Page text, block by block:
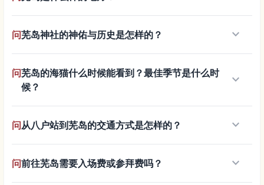
问芜岛神社的神佑与历史是怎样的？ keyboard_arrow_down
问芜岛的海猫什么时候能看到？最佳季节是什么时
候？
keyboard_arrow_down
问从八户站到芜岛的交通方式是怎样的？ keyboard_arrow_down
问前往芜岛需要入场费或参拜费吗？ keyboard_arrow_down